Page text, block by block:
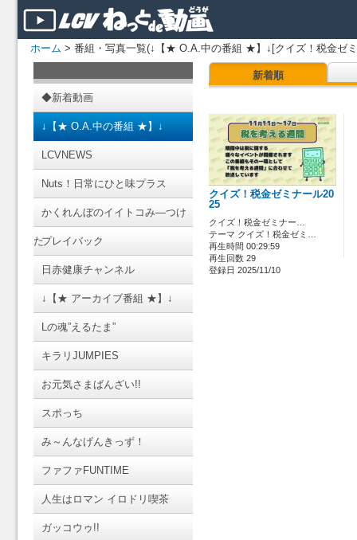
ホーム > 番組・写真一覧(↓【★ O.A.中の番組 ★】↓[クイズ！税金ゼ
◆新着動画
↓【★ O.A.中の番組 ★】↓
LCVNEWS
Nuts！日常にひと味プラス
かくれんぼのイイトコみ―つけ
たプレイバック
日赤健康チャンネル
↓【★ アーカイブ番組 ★】↓
Lの魂”えるたま”
キラリJUMPIES
お元気さまばんざい!!
スポっち
み～んなげんきっず！
ファファFUNTIME
人生はロマン イロドリ喫茶
ガッコウゥ!!
新着順
クイズ！税金ゼミナール20
25
クイズ！税金ゼミナー…
テーマ クイズ！税金ゼミ…
再生時間 00:29:59
再生回数 29
登録日 2025/11/10